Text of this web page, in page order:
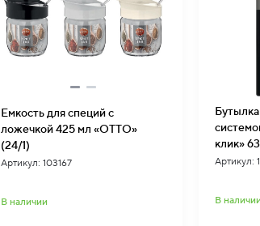
Емкость для специй с
ложечкой 425 мл «OTTO»
(24/1)
Артикул: 103167
В наличии
клик»
Артикул:
В наличии